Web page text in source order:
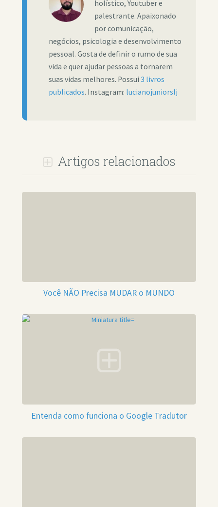
holístico, Youtuber e
palestrante. Apaixonado
por comunicação,
negócios, psicologia e desenvolvimento
pessoal. Gosta de definir o rumo de sua
vida e quer ajudar pessoas a tornarem
suas vidas melhores. Possui 3 livros
publicados. Instagram: lucianojuniorslj
Artigos relacionados
Você NÃO Precisa MUDAR o MUNDO
Entenda como funciona o Google Tradutor